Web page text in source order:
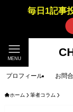
毎日1記事
MENU
プロフィール お問
ホーム 筆者コラム